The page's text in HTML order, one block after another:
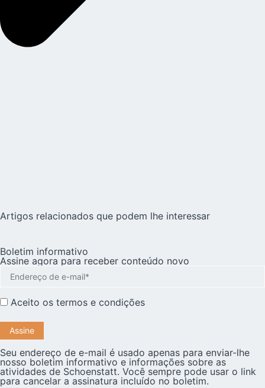
Artigos relacionados que podem lhe interessar
Boletim informativo
Assine agora para receber conteúdo novo
Aceito os termos e condições
Seu endereço de e-mail é usado apenas para enviar-lhe
nosso boletim informativo e informações sobre as
atividades de Schoenstatt. Você sempre pode usar o link
para cancelar a assinatura incluído no boletim.